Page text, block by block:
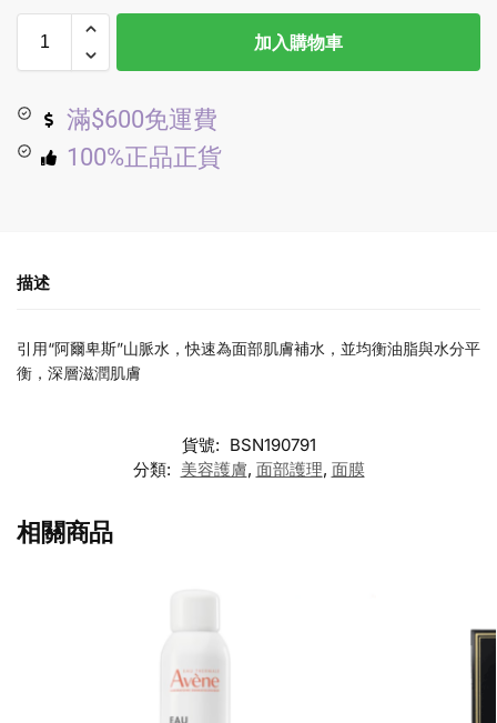
加入購物車
滿$600免運費
100%正品正貨
描述
引用“阿爾卑斯”山脈水，快速為面部肌膚補水，並均衡油脂與水分平
衡，深層滋潤肌膚
貨號: BSN190791
分類: 美容護膚, 面部護理, 面膜
相關商品